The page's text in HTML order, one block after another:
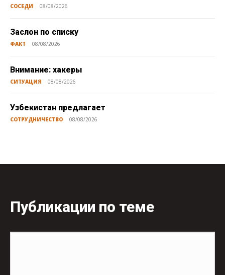
СОСЕДИ 08/08/2026
Заслон по списку
ФАКТ 08/08/2026
Внимание: хакеры
СИТУАЦИЯ 08/08/2026
Узбекистан предлагает
СОТРУДНИЧЕСТВО 08/08/2026
Публикации по теме